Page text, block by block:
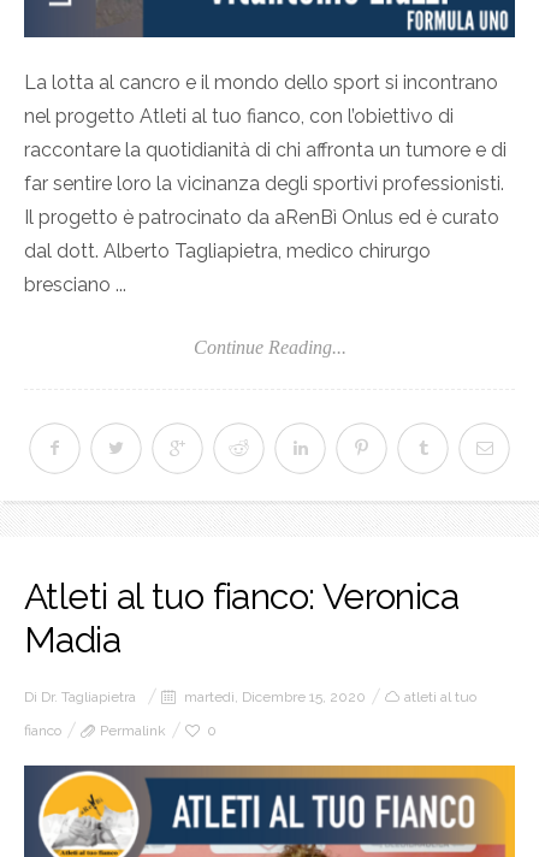
La lotta al cancro e il mondo dello sport si incontrano
nel progetto Atleti al tuo fianco, con l’obiettivo di
raccontare la quotidianità di chi affronta un tumore e di
far sentire loro la vicinanza degli sportivi professionisti.
Il progetto è patrocinato da aRenBì Onlus ed è curato
dal dott. Alberto Tagliapietra, medico chirurgo
bresciano ...
Continue Reading...
Atleti al tuo fianco: Veronica
Madia
Di Dr. Tagliapietra martedì, Dicembre 15, 2020
atleti al tuo
fianco
Permalink 0